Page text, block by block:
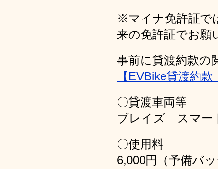
※マイナ免許証で
来の免許証でお願
事前に貸渡約款の
【EVBike貸渡約
〇貸渡車両等
ブレイズ スマー
〇使用料
6,000円（予備バ